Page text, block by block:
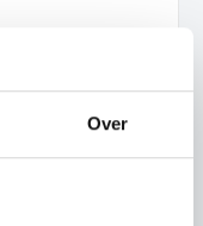
Over